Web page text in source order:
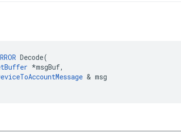
Decode(
*msgBuf,
& msg